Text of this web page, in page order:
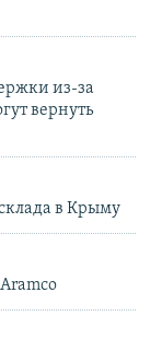
из-за
вернуть
в Крыму